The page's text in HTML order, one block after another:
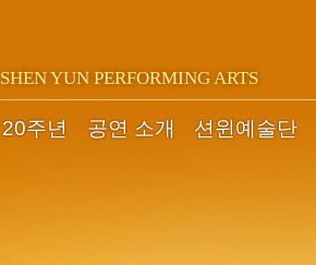
SHEN YUN PERFORMING ARTS
20주년 공연 소개 션윈예술단